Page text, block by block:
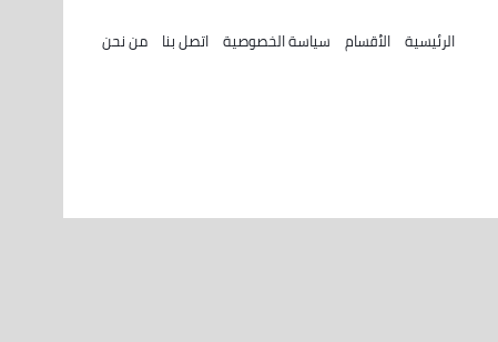
الرئيسية الأقسام سياسة الخصوصية اتصل بنا من نحن